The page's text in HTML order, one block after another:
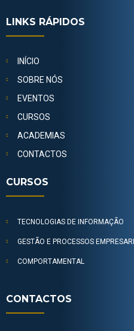
LINKS RÁPIDOS
INÍCIO
SOBRE NÓS
EVENTOS
CURSOS
ACADEMIAS
CONTACTOS
CURSOS
TECNOLOGIAS DE INFORMAÇÃO
GESTÃO E PROCESSOS
COMPORTAMENTAL
CONTACTOS